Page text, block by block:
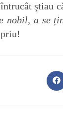
știau
nobil, a se
in